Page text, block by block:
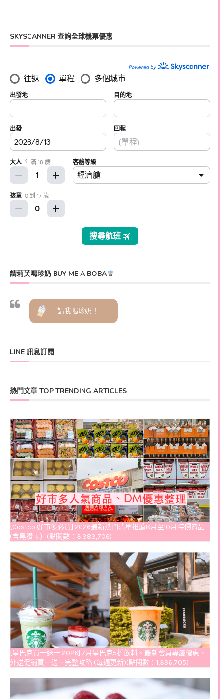
SKYSCANNER 查詢全球機票優惠
請莉芙喝珍奶 BUY ME A BOBA
請我喝珍奶！
LINE 訊息訂閱
熱門文章 TOP TRENDING ARTICLES
[Costco 好市多必買] 2026最新熱門清單推薦8月至10月特價商品
(含黑鑽卡）(點閱數：3,383,706)
[星巴克買一送一 2026] 7月星巴克5折飲料、最新會員專屬優惠、
外送促銷買一送一完整攻略 (每週更新)(點閱數：1,386,705)